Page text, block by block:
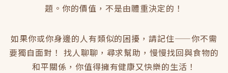
題。你的價值，不是由體重決定的！
如果你或你身邊的人有類似的困擾，請記住——你不需
要獨自面對！ 找人聊聊，尋求幫助，慢慢找回與食物的
和平關係，你值得擁有健康又快樂的生活！